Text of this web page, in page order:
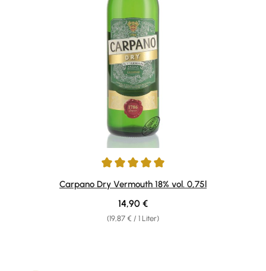
Durchschnittliche Bewertung von 5 von 5 Sternen
Carpano Dry Vermouth 18% vol. 0,75l
(19,87 € / 1 Liter)
Regulärer Preis:
14,90 €